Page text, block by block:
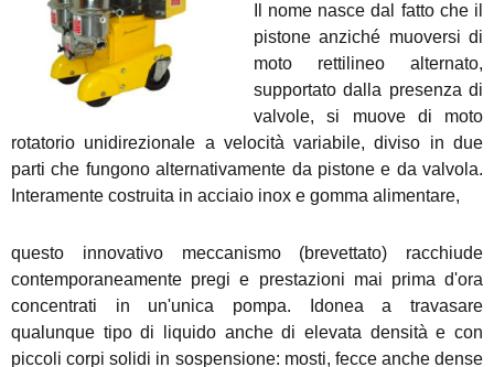
Il nome nasce dal fatto che il
pistone anziché muoversi di
moto rettilineo alternato,
supportato dalla presenza di
valvole, si muove di moto
rotatorio unidirezionale a velocità variabile, diviso in due
parti che fungono alternativamente da pistone e da valvola.
Interamente costruita in acciaio inox e gomma alimentare,
questo innovativo meccanismo (brevettato) racchiude
contemporaneamente pregi e prestazioni mai prima d'ora
concentrati in un'unica pompa. Idonea a travasare
qualunque tipo di liquido anche di elevata densità e con
piccoli corpi solidi in sospensione: mosti, fecce anche dense